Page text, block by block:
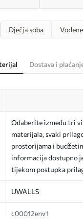
Dječja soba
Dostava i
Odaberite između tri
materijala, svaki
prostorijama i
informacija dostupno
tijekom postupka
UWALLS
c00012env1